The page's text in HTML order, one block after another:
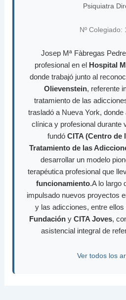
Psiquiatra
Nº Colegiado:
Josep Mª Fàbregas
profesional en el Hospital
donde trabajó junto al
Olievenstein, referente
tratamiento de las
trasladó a Nueva York,
clínica y profesional durante
fundó CITA (Centro de
Tratamiento de las
desarrollar un modelo
terapéutica profesional que
funcionamiento.A lo largo
impulsado nuevos proyectos
y las adicciones, entre ellos
Fundación y CITA Joves,
asistencial integral de
Ver todos los